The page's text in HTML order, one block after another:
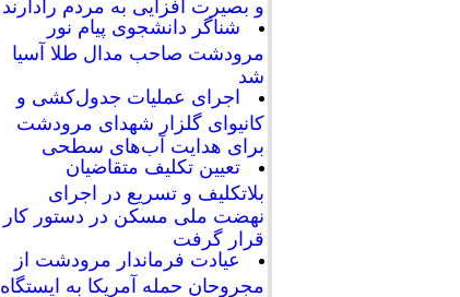
و بصیرت افزایی به مردم رادارند
شناگر دانشجوی پیام نور
مرودشت صاحب مدال طلا آسیا
شد
اجرای عملیات جدول‌کشی و
کانیوای گلزار شهدای مرودشت
برای هدایت آب‌های سطحی
تعیین تکلیف متقاضیان
بلاتکلیف و تسریع در اجرای
نهضت ملی مسکن در دستور کار
قرار گرفت
عیادت فرماندار مرودشت از
مجروحان حمله آمریکا به ایستگاه